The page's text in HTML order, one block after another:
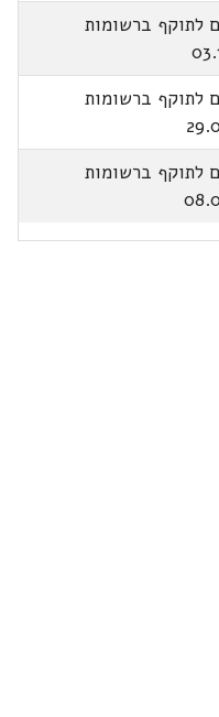
לתוקף ברשומות
לתוקף ברשומות
לתוקף ברשומות